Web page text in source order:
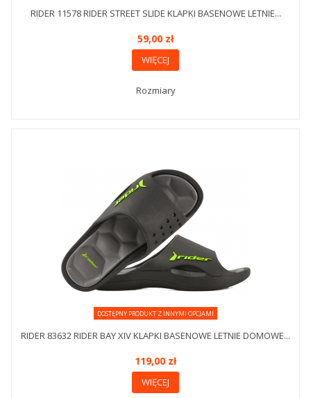
RIDER 11578 RIDER STREET SLIDE KLAPKI BASENOWE LETNIE...
59,00 zł
WIĘCEJ
Rozmiary
DOSTĘPNY PRODUKT Z INNYMI OPCJAMI
RIDER 83632 RIDER BAY XIV KLAPKI BASENOWE LETNIE DOMOWE...
119,00 zł
WIĘCEJ